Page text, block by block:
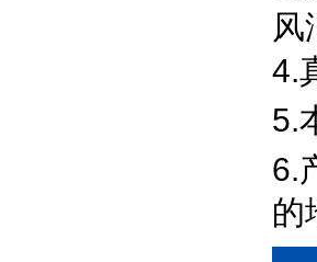
风
4.
5.
6.
的